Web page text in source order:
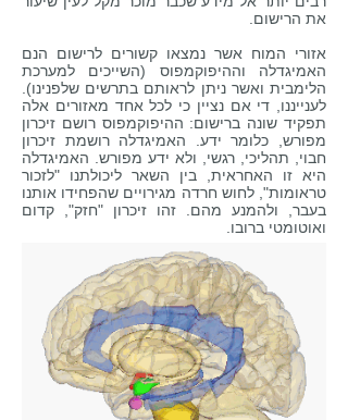
את הרישום.
אזורי המוח אשר נמצאו קשורים לרישום הנם
האמיגדלה וההיפוקמפוס (השייכים למערכת
הלימבית ואשר ניתן לראותם בתרשים שלפנינו).
לענייננו, די אם נציין כי לכל אחד מאזורים אלה
תפקיד שונה ברישום: ההיפוקמפוס רושם זיכרון
מפורש, כלומר ידע. האמיגדלה רושמת זיכרון
חבוי, תהליכי, רגשי, ולא ידע מפורש. האמיגדלה
היא זו האחראית, בין השאר ליכולתנו "לזכור
טראומות", לחוש חרדה מגירויים שהפחידו אותנו
בעבר, ולהמנע מהם. זהו זיכרון "חזק", קדום
ואוטומטי ברובו.